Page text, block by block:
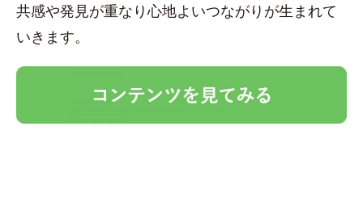
共感や発見が重なり心地よいつながりが生まれて
いきます。